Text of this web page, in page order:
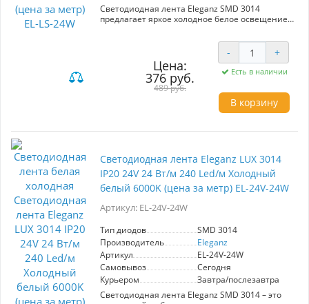
Светодиодная лента Eleganz SMD 3014
предлагает яркое холодное белое освещение
Вт/м. С 240 диодами на метр, она
обеспечивает высокую световую отдачу,
идеально подходя для натяжных потолков,
кухонь и рабочих зон. Рабочее напряжение –
12 В, степень защиты IP20 делает её
подходящей для использования в
помещениях. Лента идеально сочетает
качество и энергоэффективность, создавая
Цена:
376 руб.
489 руб.
- +
Есть в наличии
В корзину
Светодиодная лента Eleganz LUX 3014
IP20 24V 24 Вт/м 240 Led/м Холодный
белый 6000K (цена за метр) EL-24V-24W
Артикул: EL-24V-24W
Тип диодов
SMD 3014
Производитель
Eleganz
Артикул
EL-24V-24W
Самовывоз
Сегодня
Курьером
Завтра/послезавтра
Светодиодная лента Eleganz SMD 3014 – это